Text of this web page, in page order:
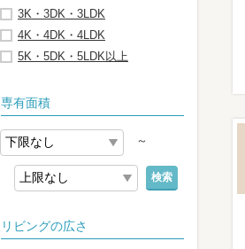
3K・3DK・3LDK
4K・4DK・4LDK
5K・5DK・5LDK以上
専有面積
～
検索
リビングの広さ